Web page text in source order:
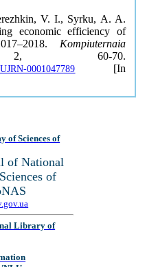
V. I., Syrku, A. A.
economic efficiency of
Kompiuternaia
60-70.
0001047789 [In
of Sciences of
of National
of
Library of